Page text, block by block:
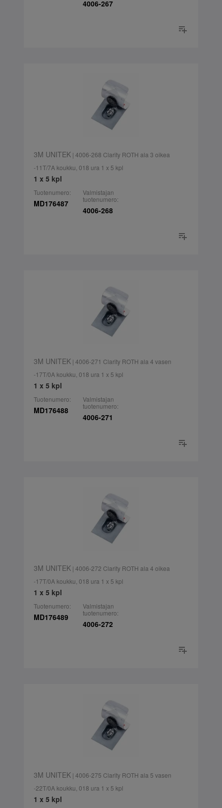
4006-267
3M UNITEK| 4006-268 Clarity ROTH ala 3 oikea
-11T/7A koukku, 018 ura 1 x 5 kpl
1 x 5 kpl
Tuotenumero:
MD176487
Valmistajan
tuotenumero:
4006-268
3M UNITEK| 4006-271 Clarity ROTH ala 4 vasen
-17T/0A koukku, 018 ura 1 x 5 kpl
1 x 5 kpl
Tuotenumero:
MD176488
Valmistajan
tuotenumero:
4006-271
3M UNITEK| 4006-272 Clarity ROTH ala 4 oikea
-17T/0A koukku, 018 ura 1 x 5 kpl
1 x 5 kpl
Tuotenumero:
MD176489
Valmistajan
tuotenumero:
4006-272
3M UNITEK| 4006-275 Clarity ROTH ala 5 vasen
-22T/0A koukku, 018 ura 1 x 5 kpl
1 x 5 kpl